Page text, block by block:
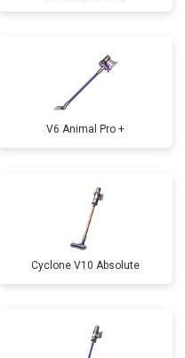
V6 Animal Pro +
Cyclone V10 Absolute